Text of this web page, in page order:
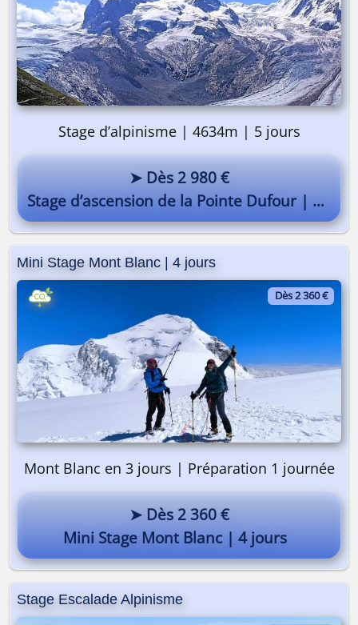
Stage d’alpinisme | 4634m | 5 jours
➤ Dès 2 980 €
Stage d’ascension de la Pointe Dufour | Mont-Rose
Mini Stage Mont Blanc | 4 jours
Dès 2 360 €
Mont Blanc en 3 jours | Préparation 1 journée
➤ Dès 2 360 €
Mini Stage Mont Blanc | 4 jours
Stage Escalade Alpinisme